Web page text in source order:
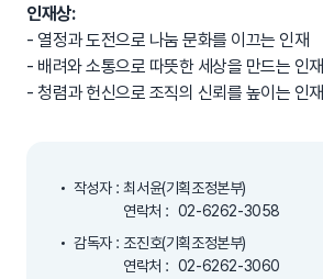
인재상:
- 열정과 도전으로 나눔 문화를 이끄는 인재
- 배려와 소통으로 따뜻한 세상을 만드는 인재
- 청렴과 헌신으로 조직의 신뢰를 높이는 인재
작성자 : 최서윤(기획조정본부)
연락처 : 02-6262-3058
감독자 : 조진호(기획조정본부)
연락처 : 02-6262-3060